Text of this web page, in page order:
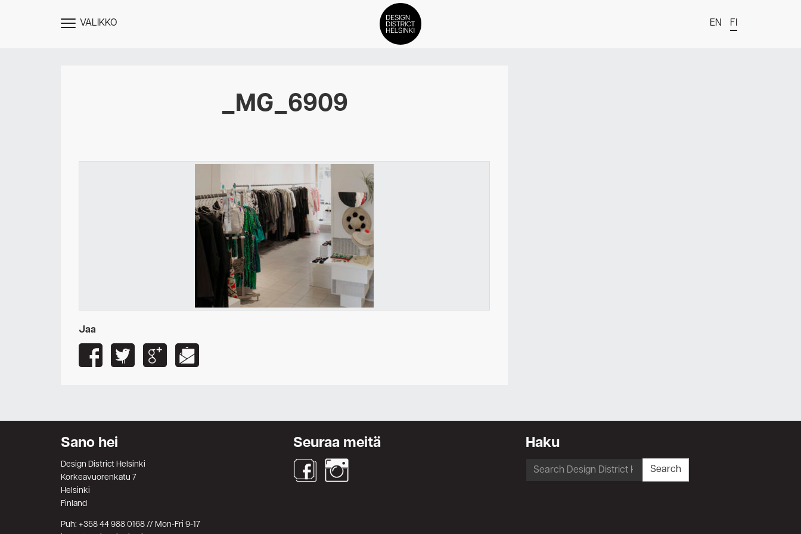
NÄYTÄVALIKKO EN FI
Uutiset
Medialle
Meistä
Design District Helsingin jäsenyydestä
Ota yhteyttä
_MG_6909
Jaa
Sano hei
Design District Helsinki
Korkeavuorenkatu 7
Helsinki
Finland
Puh: +358 44 988 0168 // Mon-Fri 9-17
Seuraa meitä Haku
Search
Search